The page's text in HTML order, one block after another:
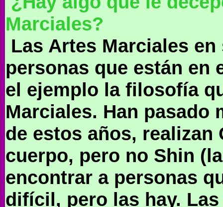
Marciales?
Las Artes Marciales
personas que están en
el ejemplo la filosofía
Marciales. Han pasado
de estos años, realizan
cuerpo, pero no Shin
encontrar a personas
difícil, pero las hay.